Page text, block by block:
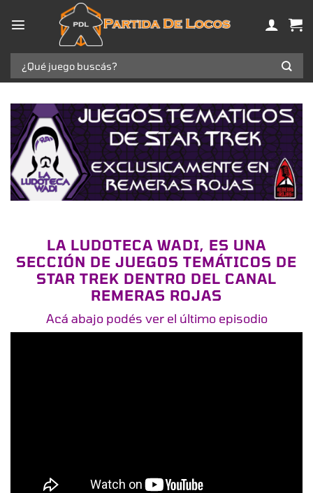
Buscar
por:
LA LUDOTECA WADI, ES UNA
SECCIÓN DE JUEGOS TEMÁTICOS DE
STAR TREK DENTRO DEL CANAL
REMERAS ROJAS
Acá abajo podés ver el último episodio